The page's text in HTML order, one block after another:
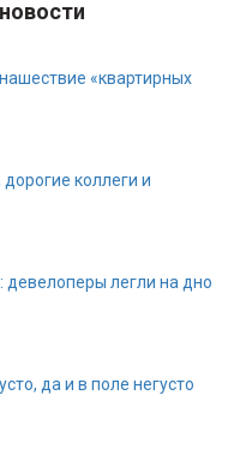
«квартирных
коллеги и
девелоперы легли на дно
да и в поле негусто